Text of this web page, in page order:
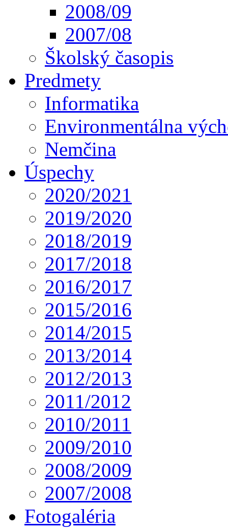
2008/09
2007/08
Školský časopis
Predmety
Informatika
Environmentálna
Nemčina
Úspechy
2020/2021
2019/2020
2018/2019
2017/2018
2016/2017
2015/2016
2014/2015
2013/2014
2012/2013
2011/2012
2010/2011
2009/2010
2008/2009
2007/2008
Fotogaléria